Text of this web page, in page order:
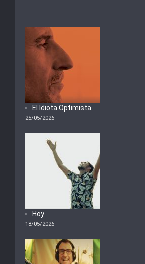
El Idiota Optimista
25/05/2026
Hoy
18/05/2026